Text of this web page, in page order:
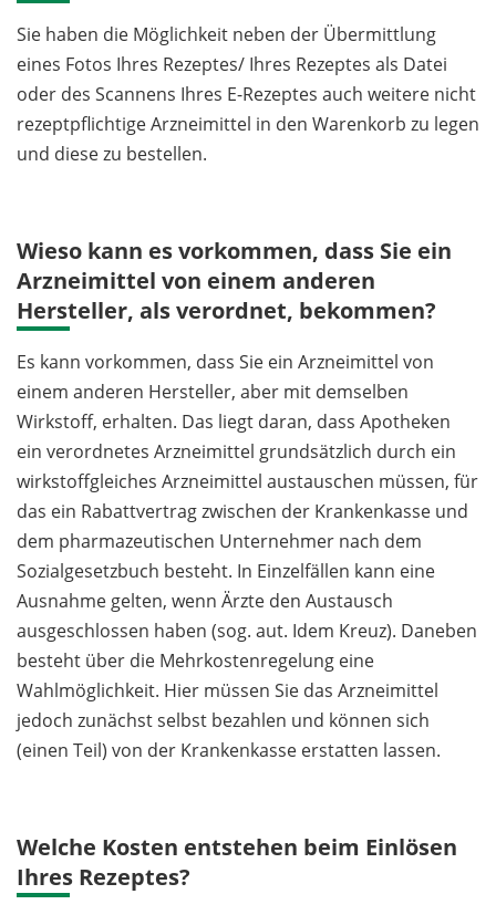
Sie haben die Möglichkeit neben der Übermittlung
eines Fotos Ihres Rezeptes/ Ihres Rezeptes als Datei
oder des Scannens Ihres E-Rezeptes auch weitere nicht
rezeptpflichtige Arzneimittel in den Warenkorb zu legen
und diese zu bestellen.
Wieso kann es vorkommen, dass Sie ein
Arzneimittel von einem anderen
Hersteller, als verordnet, bekommen?
Es kann vorkommen, dass Sie ein Arzneimittel von
einem anderen Hersteller, aber mit demselben
Wirkstoff, erhalten. Das liegt daran, dass Apotheken
ein verordnetes Arzneimittel grundsätzlich durch ein
wirkstoffgleiches Arzneimittel austauschen müssen, für
das ein Rabattvertrag zwischen der Krankenkasse und
dem pharmazeutischen Unternehmer nach dem
Sozialgesetzbuch besteht. In Einzelfällen kann eine
Ausnahme gelten, wenn Ärzte den Austausch
ausgeschlossen haben (sog. aut. Idem Kreuz). Daneben
besteht über die Mehrkostenregelung eine
Wahlmöglichkeit. Hier müssen Sie das Arzneimittel
jedoch zunächst selbst bezahlen und können sich
(einen Teil) von der Krankenkasse erstatten lassen.
Welche Kosten entstehen beim Einlösen
Ihres Rezeptes?